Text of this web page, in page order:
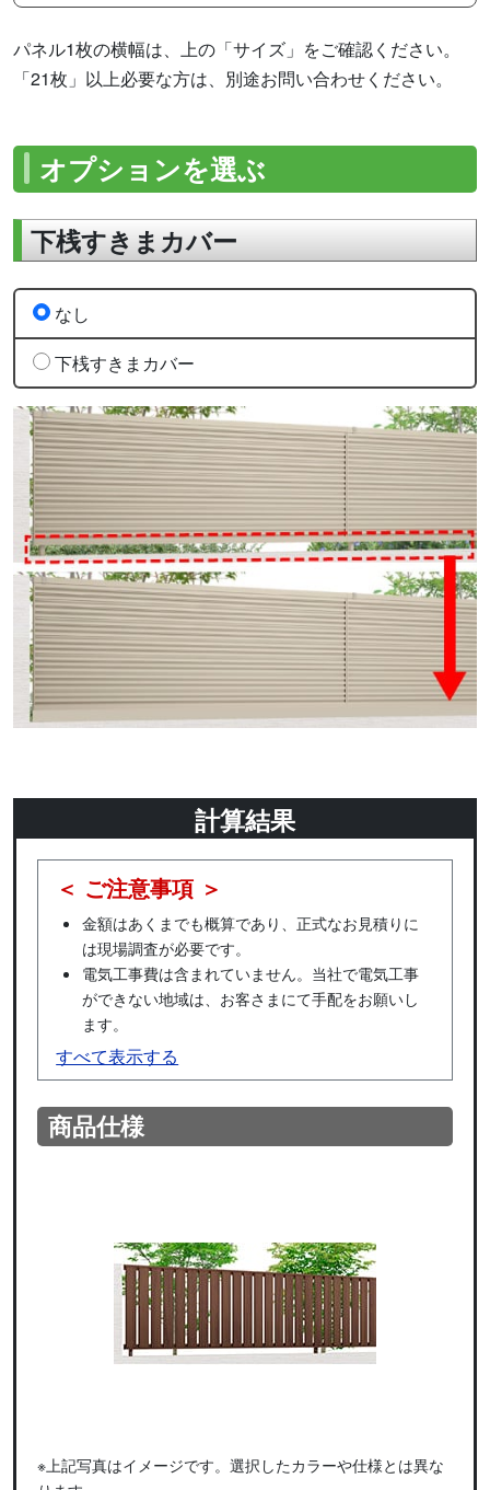
パネル1枚の横幅は、上の「サイズ」をご確認ください。
「21枚」以上必要な方は、別途お問い合わせください。
オプションを選ぶ
下桟すきまカバー
なし
下桟すきまカバー
計算結果
＜ ご注意事項 ＞
金額はあくまでも概算であり、正式なお見積りに
は現場調査が必要です。
電気工事費は含まれていません。当社で電気工事
ができない地域は、お客さまにて手配をお願いし
ます。
すべて表示する
商品仕様
※上記写真はイメージです。選択したカラーや仕様とは異な